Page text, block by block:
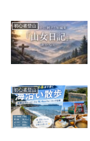
初心者登山
初心者登山